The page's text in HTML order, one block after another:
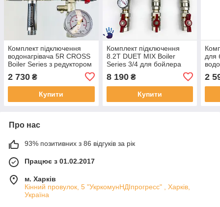
Комплект підключення
водонагрівача 5R CROSS
Boiler Series з редуктором
2 730 ₴
Купити
Комплект підключення
8.2T DUET MIX Boiler
Series 3/4 для бойлера
непрямого нагріву KVANT
8 190₴
Купити
для
1/2"
2
Про нас
93% позитивних з 86 відгуків за рік
Працює з 01.02.2017
м. Харків
Кінний провулок, 5 "УкркомунНДІпрогресс" , Харків,
Україна